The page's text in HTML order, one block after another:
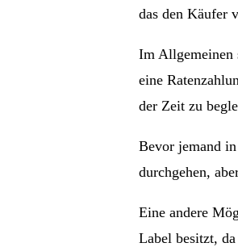
das den Käufer
Im Allgemeinen
eine
der Zeit zu
Bevor jemand
durchgehen,
Eine andere
Label besitzt,